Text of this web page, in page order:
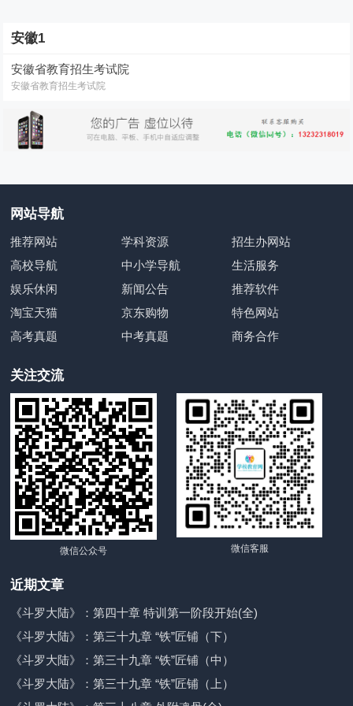
安徽1
安徽省教育招生考试院
安徽省教育招生考试院
网站导航
推荐网站 学科资源
招生办网站
高校导航
中小学导航
生活服务
娱乐休闲
新闻公告
推荐软件
淘宝天猫
京东购物
特色网站
高考真题
中考真题 商务合作
关注交流
微信公众号 微信客服
近期文章
《斗罗大陆》：第四十章 特训第一阶段开始(全)
《斗罗大陆》：第三十九章 “铁”匠铺（下）
《斗罗大陆》：第三十九章 “铁”匠铺（中）
《斗罗大陆》：第三十九章 “铁”匠铺（上）